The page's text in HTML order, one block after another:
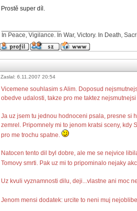
Prostě super díl.
In Peace, Vigilance. In War, Victory. In Death,
Zaslal: 6.11.2007 20:54
Vicemene souhlasim s Alim. Doposud
obedve udalosti, takze pro me taktez
Ja uz jsem tu jednou hodnoceni psala, presne si
zemrel. Pripomnely mi to jenom kratsi sceny,
pro me trochu spatne.
Natocen tento dil byl dobre, ale me se nejvice
Tomovy smrti. Pak uz mi to pripominalo nejaky
Uz kvuli vyznamnosti dilu, deji...vlastne ani moc
Jenom mensi dodatek: urcite to neni muj